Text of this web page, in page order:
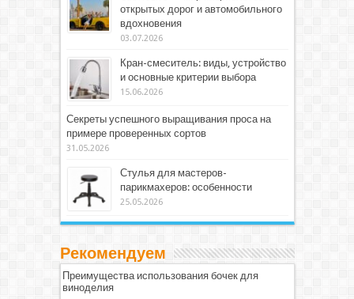
открытых дорог и автомобильного
вдохновения
03.07.2026
Кран-смеситель: виды, устройство
и основные критерии выбора
15.06.2026
Секреты успешного выращивания проса на
примере проверенных сортов
31.05.2026
Стулья для мастеров-
парикмахеров: особенности
25.05.2026
Рекомендуем
Преимущества использования бочек для
виноделия